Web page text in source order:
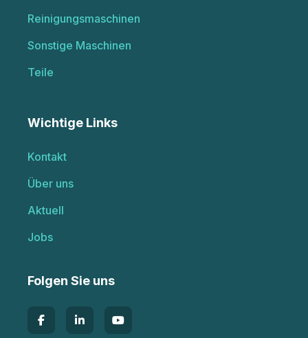
Reinigungsmaschinen
Sonstige Maschinen
Teile
Wichtige Links
Kontakt
Über uns
Aktuell
Jobs
Folgen Sie uns